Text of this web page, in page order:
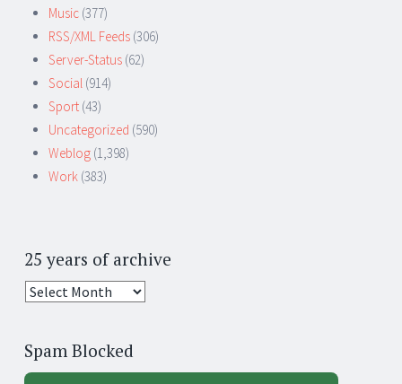
Music (377)
RSS/XML Feeds (306)
Server-Status (62)
Social (914)
Sport (43)
Uncategorized (590)
Weblog (1,398)
Work (383)
25 years of archive
25
archive
Spam Blocked